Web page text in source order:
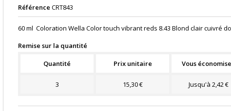
Référence CRT843
60 ml Coloration Wella Color touch vibrant reds 8.43 Blond clair cuivré
Remise sur la quantité
Quantité Prix unitaire Vous
3 15,30 € Jusqu'à 2,42 €